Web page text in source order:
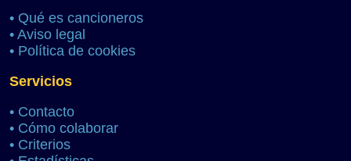
• Qué es cancioneros
• Aviso legal
• Política de cookies
Servicios
• Contacto
• Cómo colaborar
• Criterios